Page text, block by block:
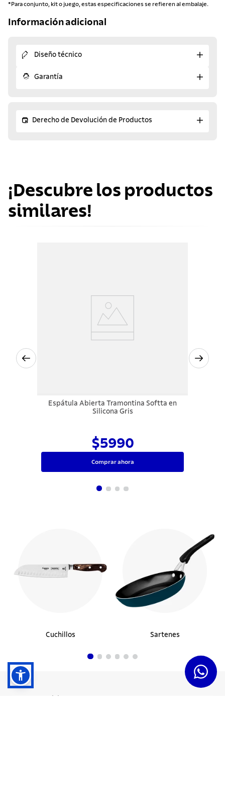
*Para conjunto, kit o juego, estas especificaciones se refieren al embalaje.
Información adicional
Diseño técnico
Garantía
Derecho de Devolución de Productos
¡Descubre los productos
similares!
Espátula Abierta Tramontina Softta en
Silicona Gris
$5990
Comprar ahora
Cuchillos Sartenes